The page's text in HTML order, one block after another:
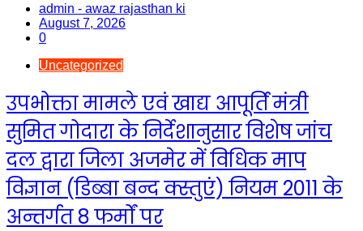
admin - awaz rajasthan ki
August 7, 2026
0
Uncategorized
उपभोक्ता मामले एवं खाद्य आपूर्ति मंत्री
सुमित गोदारा के निर्देशानुसार विशेष जांच
दल द्वारा जिला अजमेर में विधिक माप
विज्ञान (डिब्बा बन्द क्स्तुएं) नियम 2011 के
अन्तर्गत 8 फर्मों पर